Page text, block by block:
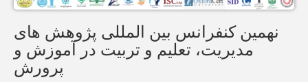
نهمین کنفرانس بین المللی پژوهش های
مدیریت، تعلیم و تربیت در آموزش و
پرورش